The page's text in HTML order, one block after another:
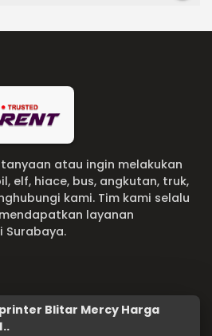
atau ingin melakukan
elf, hiace, bus, angkutan, truk,
kami. Tim kami selalu
layanan
Blitar Mercy Harga